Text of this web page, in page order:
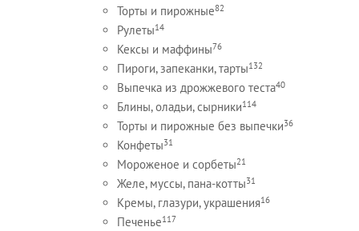
Торты и пирожные82
Рулеты14
Кексы и маффины76
Пироги, запеканки, тарты132
Выпечка из дрожжевого теста40
Блины, оладьи, сырники114
Торты и пирожные без выпечки36
Конфеты31
Мороженое и сорбеты21
Желе, муссы, пана-котты31
Кремы, глазури, украшения16
Печенье117